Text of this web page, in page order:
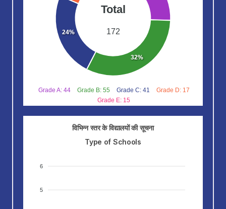
32%
24%
Total
172
Grade A: 44 Grade B: 55 Grade C: 41
Grade D: 17
Grade E: 15
विभिन्न स्तर के विद्यालयों की सूचना
Type of Schools
6
5